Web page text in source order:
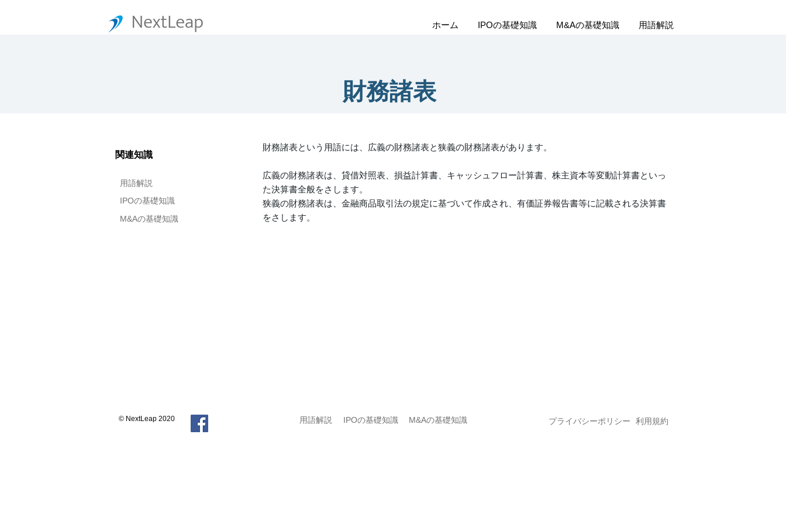
ホーム IPOの基礎知識 M&Aの基礎知識 用語解説
財務諸表
関連知識
用語解説
IPOの基礎知識
M&Aの基礎知識
財務諸表という用語には、広義の財務諸表と狭義の財務諸表があります。
広義の財務諸表は、貸借対照表、損益計算書、キャッシュフロー計算書、株主資本等変動計算書といっ
た決算書全般をさします。
狭義の財務諸表は、金融商品取引法の規定に基づいて作成され、有価証券報告書等に記載される決算書
をさします。
© NextLeap 2020 用語解説 IPOの基礎知識 M&Aの基礎知識 プライバシーポリシー 利用規約